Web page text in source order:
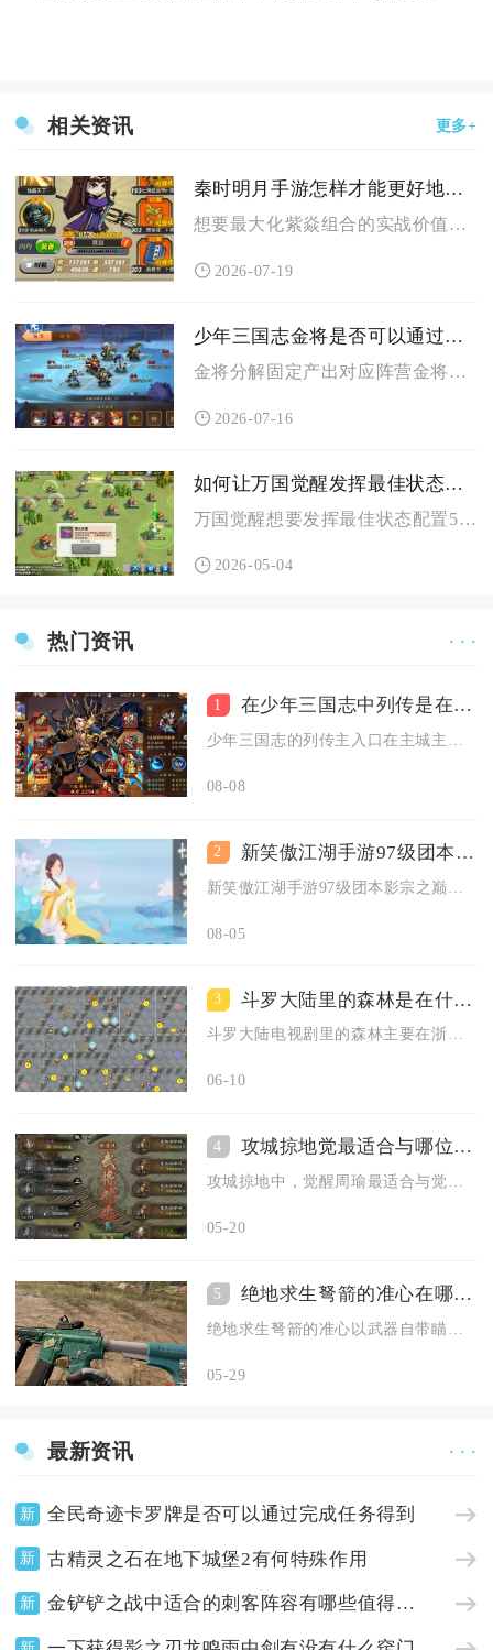
相关资讯 更多+
秦时明月手游怎样才能更好地利用紫焱组合
想要最大化紫焱组合的实战价值，核心就是固定后排站位、优先堆满...
2026-07-19
少年三国志金将是否可以通过分解生成20个各不相同的组合
金将分解固定产出对应阵营金将将魂与通用金将万能碎片，不存在拆...
2026-07-16
如何让万国觉醒发挥最佳状态配置5队列
万国觉醒想要发挥最佳状态配置5队列，核心思路是围绕队列分工、...
2026-05-04
热门资讯 · · ·
1 在少年三国志中列传是在哪里找到的
08-08
2 新笑傲江湖手游97级团本攻略有哪些难点
08-05
3 斗罗大陆里的森林是在什么地方拍摄的
斗罗大陆电视剧里的森林主要在浙江宁波象山影视城取景拍摄，核心...
06-10
4 攻城掠地觉最适合与哪位武将合作
攻城掠地中，觉醒周瑜最适合与觉醒诸葛亮合作，二者组成的赤壁奇...
05-20
5 绝地求生弩箭的准心在哪个地方
05-29
最新资讯 · · ·
新 全民奇迹卡罗牌是否可以通过完成任务得到
新 古精灵之石在地下城堡2有何特殊作用
新 金铲铲之战中适合的刺客阵容有哪些值得推荐